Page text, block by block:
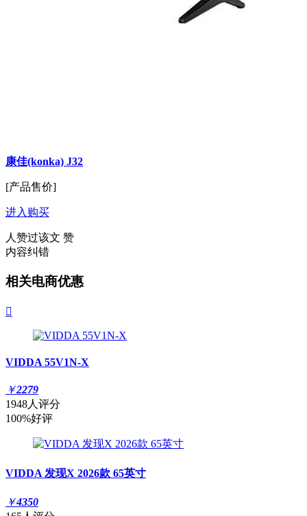
康佳(konka) J32
[产品售价]
进入购买
人赞过该文 赞
内容纠错
相关电商优惠

VIDDA 55V1N-X
￥2279
1948人评分
100%好评
VIDDA 发现X 2026款 65英寸
￥4350